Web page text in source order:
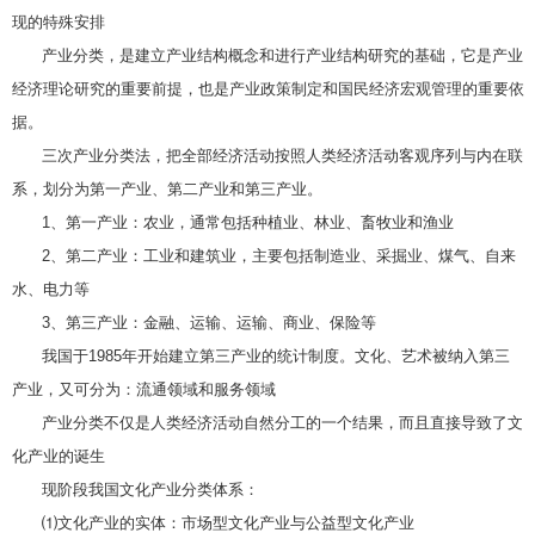
现的特殊安排
产业分类，是建立产业结构概念和进行产业结构研究的基础，它是产业
经济理论研究的重要前提，也是产业政策制定和国民经济宏观管理的重要依
据。
三次产业分类法，把全部经济活动按照人类经济活动客观序列与内在联
系，划分为第一产业、第二产业和第三产业。
1、第一产业：农业，通常包括种植业、林业、畜牧业和渔业
2、第二产业：工业和建筑业，主要包括制造业、采掘业、煤气、自来
水、电力等
3、第三产业：金融、运输、运输、商业、保险等
我国于1985年开始建立第三产业的统计制度。文化、艺术被纳入第三
产业，又可分为：流通领域和服务领域
产业分类不仅是人类经济活动自然分工的一个结果，而且直接导致了文
化产业的诞生
现阶段我国文化产业分类体系：
⑴文化产业的实体：市场型文化产业与公益型文化产业